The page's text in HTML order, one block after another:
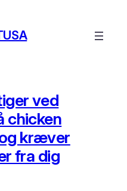
ved
chicken
kræver
fra dig